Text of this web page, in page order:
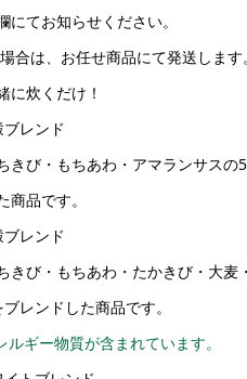
てお知らせください。
合は、お任せ商品にて発送します
に炊くだけ！
レンド
きび・もちあわ・アマランサスの
品です。
レンド
きび・もちあわ・たかきび・大麦
レンドした商品です。
ギー物質が含まれています。